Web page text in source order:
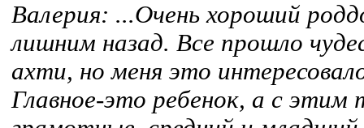
Валерия: ...Очень хороший
лишним назад. Все прошло
ахти, но меня это
Главное-это ребенок, а с этим